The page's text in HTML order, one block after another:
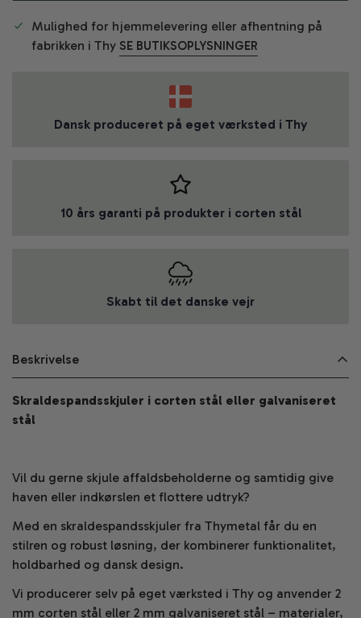
Mulighed for hjemmelevering eller afhentning på
fabrikken i Thy SE BUTIKSOPLYSNINGER
Dansk produceret på eget værksted i Thy
10 års garanti på produkter i corten stål
Skabt til det danske vejr
Beskrivelse
Skraldespandsskjuler i corten stål eller galvaniseret
stål
Vil du gerne skjule affaldsbeholderne og samtidig give
haven eller indkørslen et flottere udtryk?
Med en skraldespandsskjuler fra Thymetal får du en
stilren og robust løsning, der kombinerer funktionalitet,
holdbarhed og dansk design.
Vi producerer selv på eget værksted i Thy og anvender 2
mm corten stål eller 2 mm galvaniseret stål – materialer,